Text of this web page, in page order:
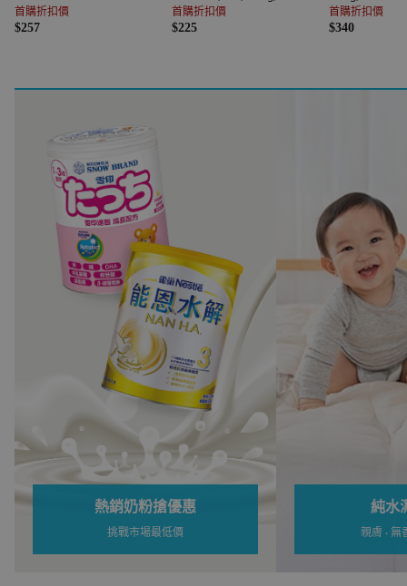
首購折扣價
$257
燻鮭魚
首購折扣價
$225
首購折扣價
$340
純水濕紙巾
親膚 ‧ 無香精 ‧ 厚型
嬰
精選熱